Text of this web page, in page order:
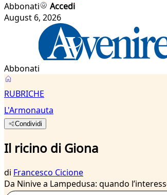
Abbonati
Accedi
August 6, 2026
Abbonati
RUBRICHE
L'Armonauta
Condividi
Il ricino di Giona
di Francesco Cicione
Da Ninive a Lampedusa: quando